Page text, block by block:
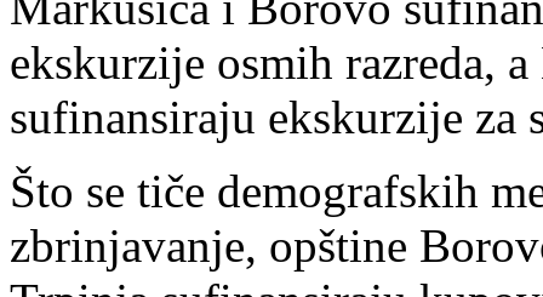
ekskurzije osmih razreda,
sufinansiraju ekskurzije za
Što se tiče demografskih
zbrinjavanje, opštine